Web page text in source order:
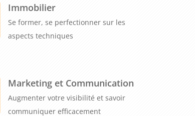
Immobilier
Se former, se perfectionner sur les
aspects techniques
Marketing et Communication
Augmenter votre visibilité et savoir
communiquer efficacement